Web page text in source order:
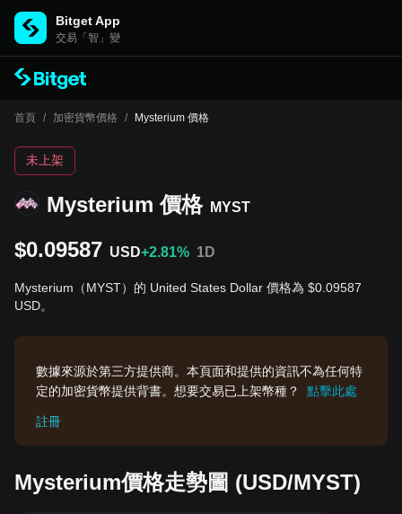
Bitget App
交易「智」變
首頁 / 加密貨幣價格 / Mysterium 價格
Mysterium 價格 MYST
未上架
$0.09587 USD+2.81% 1D
Mysterium（MYST）的 United States Dollar 價格為 $0.09587
USD。
數據來源於第三方提供商。本頁面和提供的資訊不為任何特
定的加密貨幣提供背書。想要交易已上架幣種？
點擊此處
註冊
Mysterium價格走勢圖 (USD/MYST)